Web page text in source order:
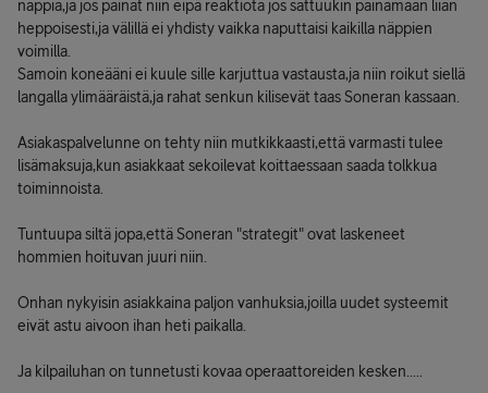
nappia,ja jos painat niin eipä reaktiota jos sattuukin painamaan liian
heppoisesti,ja välillä ei yhdisty vaikka naputtaisi kaikilla näppien
voimilla.
Samoin koneääni ei kuule sille karjuttua vastausta,ja niin roikut siellä
langalla ylimääräistä,ja rahat senkun kilisevät taas Soneran kassaan.
Asiakaspalvelunne on tehty niin mutkikkaasti,että varmasti tulee
lisämaksuja,kun asiakkaat sekoilevat koittaessaan saada tolkkua
toiminnoista.
Tuntuupa siltä jopa,että Soneran "strategit" ovat laskeneet
hommien hoituvan juuri niin.
Onhan nykyisin asiakkaina paljon vanhuksia,joilla uudet systeemit
eivät astu aivoon ihan heti paikalla.
Ja kilpailuhan on tunnetusti kovaa operaattoreiden kesken.....